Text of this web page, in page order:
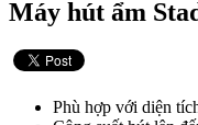
Máy hút ẩm
Phù hợp với diện